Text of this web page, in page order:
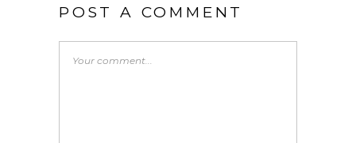
POST A COMMENT